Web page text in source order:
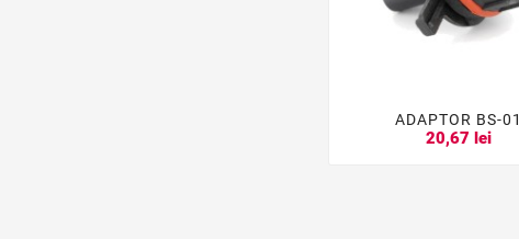

ADAPTOR BS-01
20,67 lei